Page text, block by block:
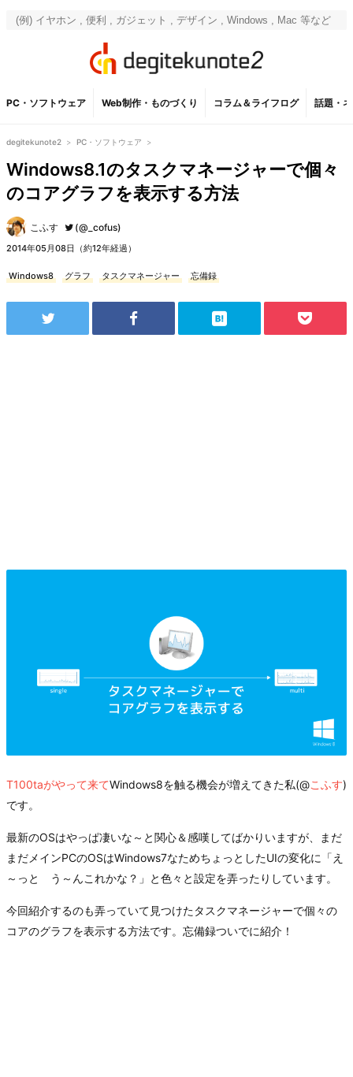
PC・ソフトウェア Web制作・ものづくり コラム＆ライフログ 話題・
degitekunote2 > PC・ソフトウェア >
Windows8.1のタスクマネージャーで個々
のコアグラフを表示する方法
こふす (@_cofus)
2014年05月08日（約12年経過）
Windows8 グラフ タスクマネージャー 忘備録
T100taがやって来てWindows8を触る機会が増えてきた私(@こふす)
です。
最新のOSはやっぱ凄いな～と関心＆感嘆してばかりいますが、まだ
まだメインPCのOSはWindows7なためちょっとしたUIの変化に「え
～っと う～んこれかな？」と色々と設定を弄ったりしています。
今回紹介するのも弄っていて見つけたタスクマネージャーで個々の
コアのグラフを表示する方法です。忘備録ついでに紹介！